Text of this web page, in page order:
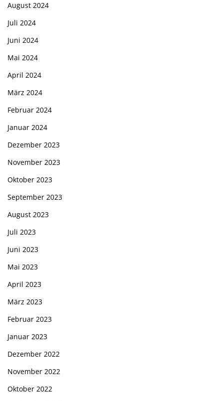
August 2024
Juli 2024
Juni 2024
Mai 2024
April 2024
März 2024
Februar 2024
Januar 2024
Dezember 2023
November 2023
Oktober 2023
September 2023
August 2023
Juli 2023
Juni 2023
Mai 2023
April 2023
März 2023
Februar 2023
Januar 2023
Dezember 2022
November 2022
Oktober 2022